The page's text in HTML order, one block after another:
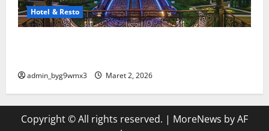
Hotel & Resto
admin_byg9wmx3 Maret 2, 2026
Copyright © All rights reserved. | MoreNews by AF